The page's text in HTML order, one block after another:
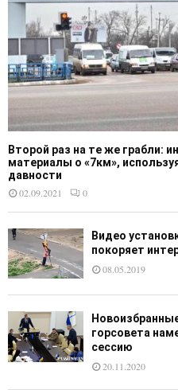
Второй раз на те же грабли:
материалы о «7км»,
давности
02.09.2021
0
Видео
покоряет
08.05.2019
горсовета
сессию
20.11.2020